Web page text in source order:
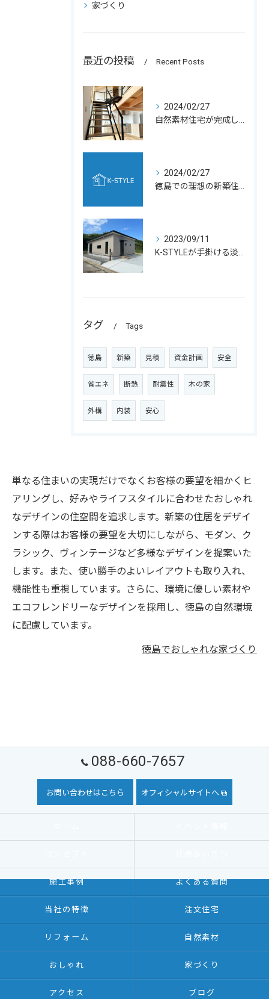
家づくり
最近の投稿 Recent Posts
2024/02/27
2024/02/27
2023/09/11
タグ Tags
徳島 新築 見積 資金計画 安全
省エネ 断熱 耐震性 木の家
外構 内装 安心
単なる住まいの実現だけでなくお客様の要望を細かくヒ
アリングし、好みやライフスタイルに合わせたおしゃれ
なデザインの住空間を追求します。新築の住居をデザイ
ンする際はお客様の要望を大切にしながら、モダン、ク
ラシック、ヴィンテージなど多様なデザインを提案いた
します。また、使い勝手のよいレイアウトも取り入れ、
機能性も重視しています。さらに、環境に優しい素材や
エコフレンドリーなデザインを採用し、徳島の自然環境
に配慮しています。
徳島でおしゃれな家づくり
088-660-7657
お問い合わせはこちら オフィシャルサイトへ
施工事例 よくある質問
当社の特徴 注文住宅
リフォーム 自然素材
おしゃれ 家づくり
アクセス ブログ